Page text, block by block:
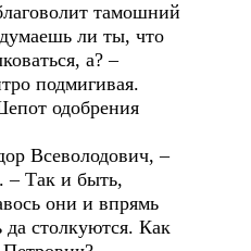
тамошний
ли ты, что
а? –
подмигивая.
одобрения
Всеволодович, –
– Так и быть,
они и впрямь
столкуются. Как